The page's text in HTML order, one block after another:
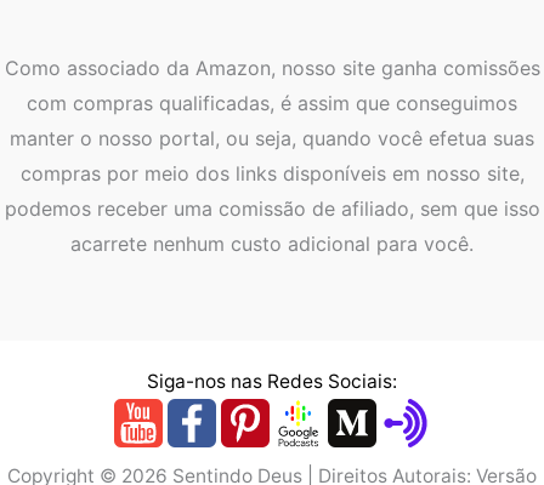
Como associado da Amazon, nosso site ganha comissões
com compras qualificadas, é assim que conseguimos
manter o nosso portal, ou seja, quando você efetua suas
compras por meio dos links disponíveis em nosso site,
podemos receber uma comissão de afiliado, sem que isso
acarrete nenhum custo adicional para você.
Siga-nos nas Redes Sociais:
Copyright © 2026 Sentindo Deus | Direitos Autorais: Versão